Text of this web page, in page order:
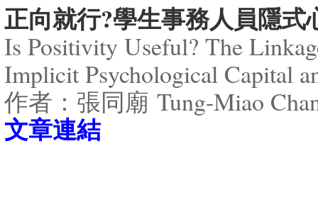
正向就行?學生事務人員隱
Is Positivity Useful? The
Implicit Psychological Capital
作者：張同廟 Tung-Miao
​文章連結